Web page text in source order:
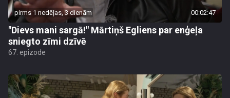
pirms 1 nedēļas, 3 dienām 00:02:47
"Dievs mani sargā!" Mārtiņš Egliens par enģeļa
sniegto zīmi dzīvē
67. epizode